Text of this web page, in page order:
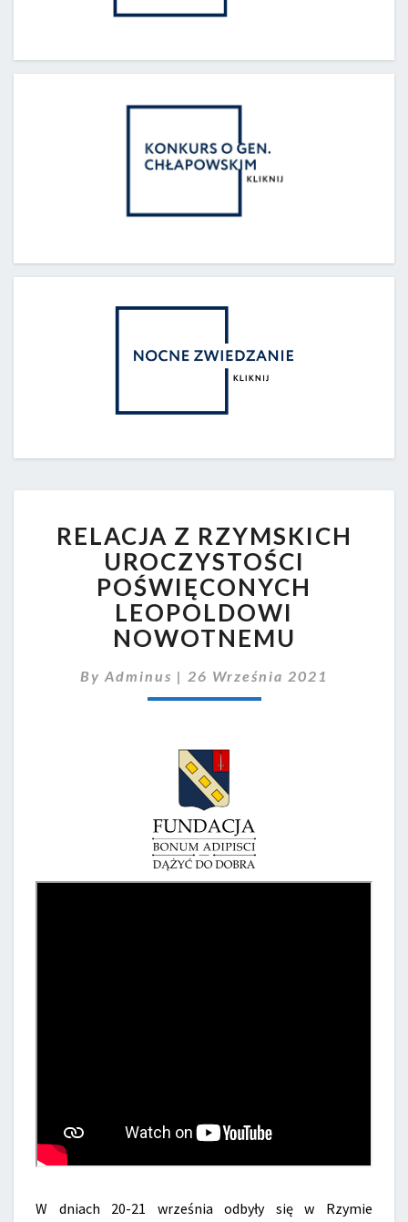
Z
RZYMSKICH
UROCZYSTOŚCI
POŚWIĘCONYCH
LEOPOLDOWI
NOWOTNEMU
RELACJA Z RZYMSKICH
UROCZYSTOŚCI
POŚWIĘCONYCH
LEOPOLDOWI
NOWOTNEMU
By Adminus | 26 Września 2021
W dniach 20-21 września odbyły się w Rzymie